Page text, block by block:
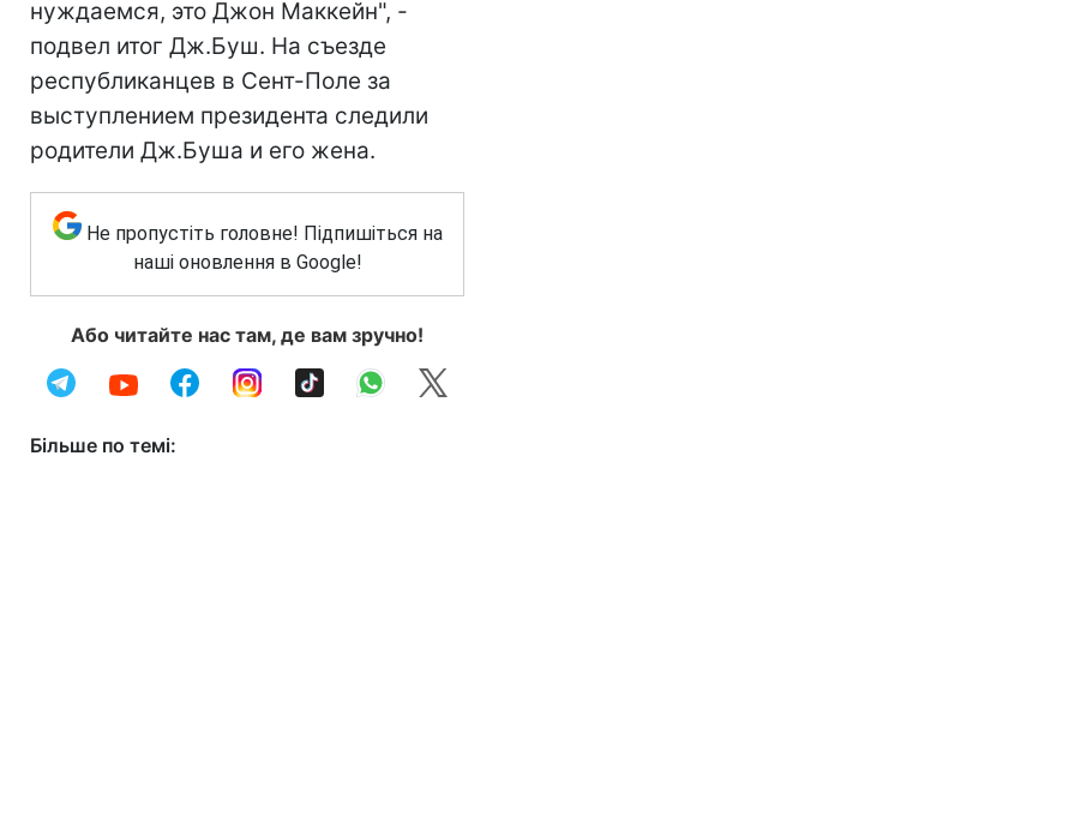
нуждаемся, это Джон Маккейн", -
подвел итог Дж.Буш. На съезде
республиканцев в Сент-Поле за
выступлением президента следили
родители Дж.Буша и его жена.
Не пропустіть головне! Підпишіться на
наші оновлення в Google!
Або читайте нас там, де вам зручно!
Більше по темі: